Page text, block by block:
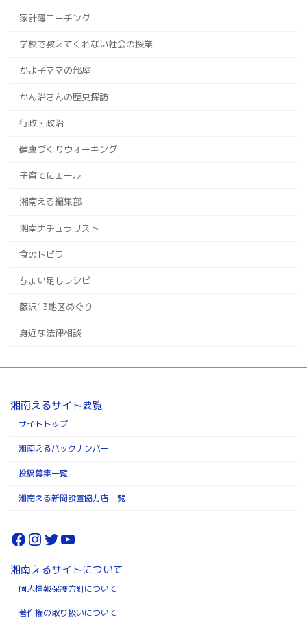
家計簿コーチング
学校で教えてくれない社会の授業
かよ子ママの部屋
かん治さんの歴史探訪
行政・政治
健康づくりウォーキング
子育てにエール
湘南える編集部
湘南ナチュラリスト
食のトビラ
ちょい足しレシピ
藤沢13地区めぐり
身近な法律相談
湘南えるサイト要覧
サイトトップ
湘南えるバックナンバー
投稿募集一覧
湘南える新聞設置協力店一覧
Facebook
Instagram
Twitter
YouTube
湘南えるサイトについて
個人情報保護方針について
著作権の取り扱いについて